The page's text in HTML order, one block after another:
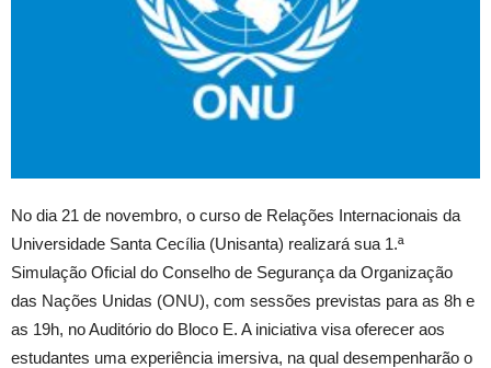
No dia 21 de novembro, o curso de Relações Internacionais da
Universidade Santa Cecília (Unisanta) realizará sua 1.ª
Simulação Oficial do Conselho de Segurança da Organização
das Nações Unidas (ONU), com sessões previstas para as 8h e
as 19h, no Auditório do Bloco E. A iniciativa visa oferecer aos
estudantes uma experiência imersiva, na qual desempenharão o